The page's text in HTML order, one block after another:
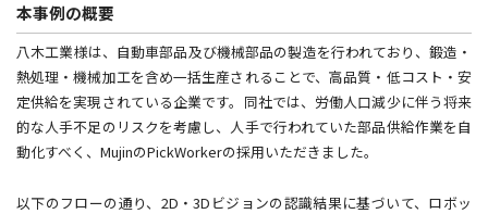
本事例の概要
八木工業様は、自動車部品及び機械部品の製造を行われており、鍛造・
熱処理・機械加工を含め一括生産されることで、高品質・低コスト・安
定供給を実現されている企業です。同社では、労働人口減少に伴う将来
的な人手不足のリスクを考慮し、人手で行われていた部品供給作業を自
動化すべく、MujinのPickWorkerの採用いただきました。
以下のフローの通り、2D・3Dビジョンの認識結果に基づいて、ロボッ